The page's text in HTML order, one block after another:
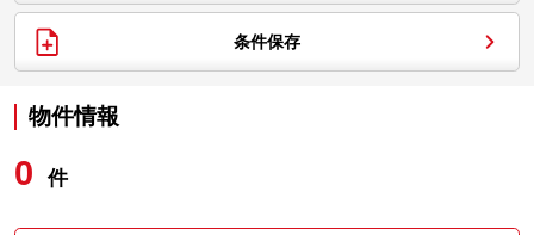
条件保存
物件情報
0 件